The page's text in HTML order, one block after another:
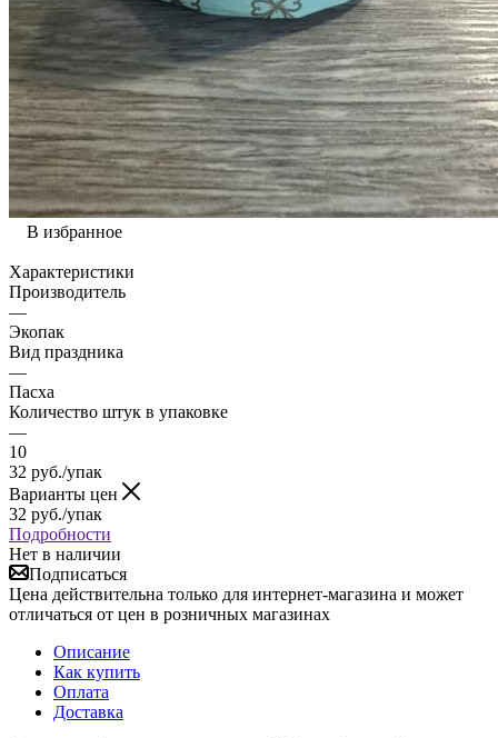
В избранное
Характеристики
Производитель
—
Экопак
Вид праздника
—
Пасха
Количество штук в упаковке
—
10
32 руб./упак
Варианты цен
32 руб./упак
Подробности
Нет в наличии
Подписаться
Цена действительна только для интернет-магазина и может
отличаться от цен в розничных магазинах
Описание
Как купить
Оплата
Доставка